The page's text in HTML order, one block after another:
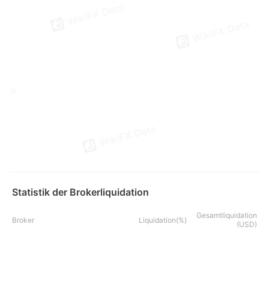
Statistik der Brokerliquidation
Broker Liquidation(%)
Gesamtliquidation
(USD)